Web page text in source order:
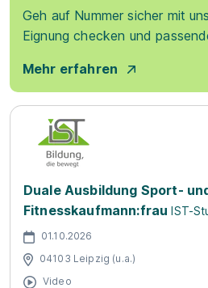
Geh auf Nummer sicher mit
Eignung checken und
Mehr erfahren
Duale Ausbildung Sport-
Fitnesskaufmann:frau IST-
01.10.2026
04103 Leipzig (u.a.)
Video